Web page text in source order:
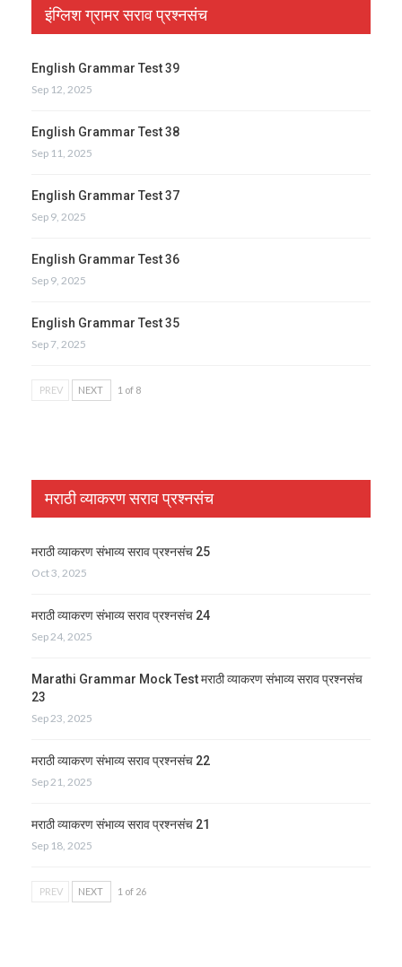
इंग्लिश ग्रामर सराव प्रश्नसंच
English Grammar Test 39
Sep 12, 2025
English Grammar Test 38
Sep 11, 2025
English Grammar Test 37
Sep 9, 2025
English Grammar Test 36
Sep 9, 2025
English Grammar Test 35
Sep 7, 2025
PREV NEXT 1 of 8
मराठी व्याकरण सराव प्रश्नसंच
मराठी व्याकरण संभाव्य सराव प्रश्नसंच 25
Oct 3, 2025
मराठी व्याकरण संभाव्य सराव प्रश्नसंच 24
Sep 24, 2025
Marathi Grammar Mock Test मराठी व्याकरण संभाव्य सराव प्रश्नसंच
23
Sep 23, 2025
मराठी व्याकरण संभाव्य सराव प्रश्नसंच 22
Sep 21, 2025
मराठी व्याकरण संभाव्य सराव प्रश्नसंच 21
Sep 18, 2025
PREV NEXT 1 of 26